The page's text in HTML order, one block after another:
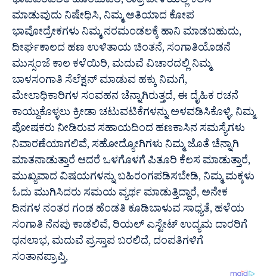
ಮಾಡುವುದು ನಿಷೇಧಿಸಿ, ನಿಮ್ಮ ಅತಿಯಾದ ಕೋಪ
ಭಾವೋದ್ರೇಕಗಳು ನಿಮ್ಮ ನರಮಂಡಲಕ್ಕೆ ಹಾನಿ ಮಾಡಬಹುದು,
ದೀರ್ಘಕಾಲದ ಹಣ ಉಳಿತಾಯ ಚಿಂತನೆ, ಸಂಗಾತಿಯೊಡನೆ
ಮುಸ್ಸಂಜೆ ಕಾಲ ಕಳೆಯಿರಿ, ಮದುವೆ ವಿಚಾರದಲ್ಲಿ ನಿಮ್ಮ
ಬಾಳಸಂಗಾತಿ ಸೆಲೆಕ್ಷನ್ ಮಾಡುವ ಹಕ್ಕು ನಿಮಗೆ,
ಮೇಲಾಧಿಕಾರಿಗಳ ಸಂವಹನ ಚೆನ್ನಾಗಿರುತ್ತದೆ, ಈ ದೈಹಿಕ ರಚನೆ
ಕಾಯ್ದುಕೊಳ್ಳಲು ಕ್ರೀಡಾ ಚಟುವಟಿಕೆಗಳನ್ನು ಅಳವಡಿಸಿಕೊಳ್ಳಿ, ನಿಮ್ಮ
ಪೋಷಕರು ನೀಡಿರುವ ಸಹಾಯದಿಂದ ಹಣಕಾಸಿನ ಸಮಸ್ಯೆಗಳು
ನಿವಾರಣೆಯಾಗಲಿವೆ, ಸಹೋದ್ಯೋಗಿಗಳು ನಿಮ್ಮ ಜೊತೆ ಚೆನ್ನಾಗಿ
ಮಾತನಾಡುತ್ತಾರೆ ಆದರೆ ಒಳಗೊಳಗೆ ಪಿತೂರಿ ಕೆಲಸ ಮಾಡುತ್ತಾರೆ,
ಮುಖ್ಯವಾದ ವಿಷಯಗಳನ್ನು ಬಹಿರಂಗಪಡಿಸಬೇಡಿ, ನಿಮ್ಮ ಮಕ್ಕಳು
ಓದು ಮುಗಿಸಿದರು ಸಮಯ ವ್ಯರ್ಥ ಮಾಡುತ್ತಿದ್ದಾರೆ, ಅನೇಕ
ದಿನಗಳ ನಂತರ ಗಂಡ ಹೆಂಡತಿ ಕೂಡಿಬಾಳುವ ಸಾಧ್ಯತೆ, ಹಳೆಯ
ಸಂಗಾತಿ ನೆನಪು ಕಾಡಲಿವೆ, ರಿಯಲ್ ಎಸ್ಟೇಟ್ ಉದ್ಯಮ ದಾರರಿಗೆ
ಧನಲಾಭ, ಮದುವೆ ಪ್ರಸ್ತಾಪ ಬರಲಿದೆ, ದಂಪತಿಗಳಿಗೆ
ಸಂತಾನಪ್ರಾಪ್ತಿ,